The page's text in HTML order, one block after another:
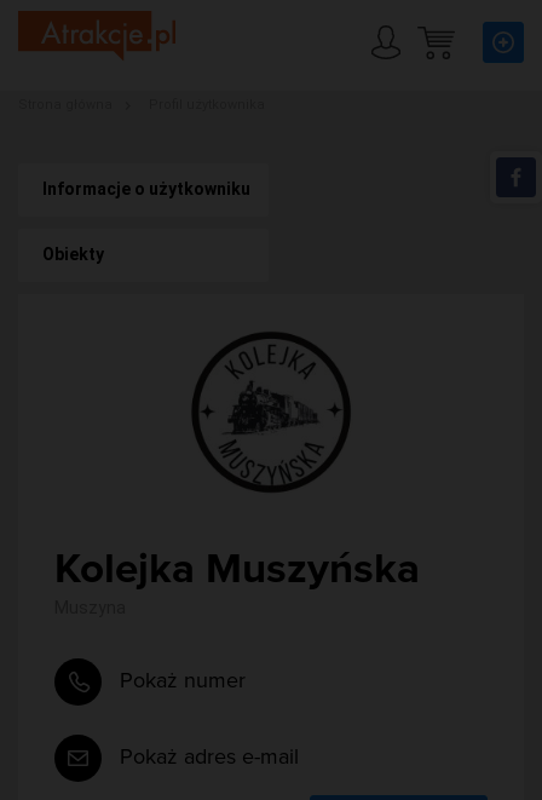
Informacje o użytkowniku
Obiekty
Kolejka Muszyńska
Pokaż numer
Pokaż adres e-mail